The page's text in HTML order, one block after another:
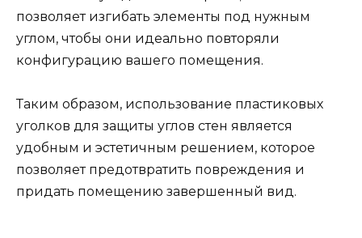
позволяет изгибать элементы под нужным
углом, чтобы они идеально повторяли
конфигурацию вашего помещения.
Таким образом, использование пластиковых
уголков для защиты углов стен является
удобным и эстетичным решением, которое
позволяет предотвратить повреждения и
придать помещению завершенный вид.